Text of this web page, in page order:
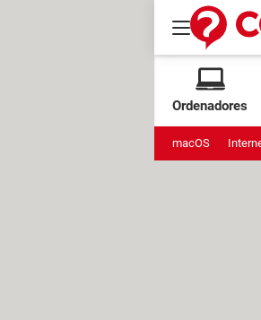
Ordenadores
macOS